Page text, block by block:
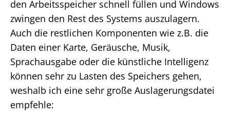
den Arbeitsspeicher schnell füllen und Windows
zwingen den Rest des Systems auszulagern.
Auch die restlichen Komponenten wie z.B. die
Daten einer Karte, Geräusche, Musik,
Sprachausgabe oder die künstliche Intelligenz
können sehr zu Lasten des Speichers gehen,
weshalb ich eine sehr große Auslagerungsdatei
empfehle: